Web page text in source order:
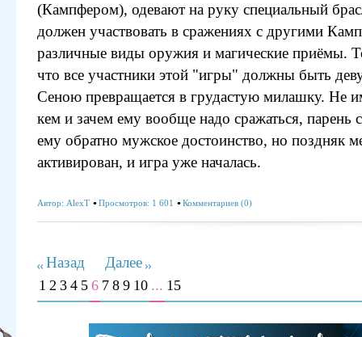
(Кампфером), одевают на руку специальный
должен участвовать в сражениях с другими
различные виды оружия и магические приёмы.
что все участники этой "игры" должны быть
Сеною превращается в грудастую милашку. Не
кем и зачем ему вообще надо сражаться, парень
ему обратно мужское достоинство, но поздняк
активирован, и игра уже началась.
Автор: AlexT Просмотров: 1 601 Комментариев (0)
Назад Далее
1 2 3 4 5 6 7 8 9 10 ... 15